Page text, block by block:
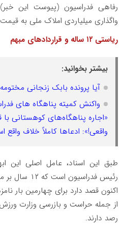
رفاهی فدراسیون (پیوست این
واگذاری میلیاردی املاک ملی به
ریاستی ۱۲ ساله و قراردادهای مبهم
بیشتر بخوانید:
آیا پرونده بابک زنجانی
واکنش کمیته پناهگاه های
«اجاره پناهگاه‌های کوهستانی
واقعی!»: ادعاها کاملاً خلاف واقع
طبق این اسناد، عامل اصلی این
رئیس
اکنون قصد دارد برای چهارمین بار
از جمله حراست و بازرسی وزارت ورزش
رصد دارند.